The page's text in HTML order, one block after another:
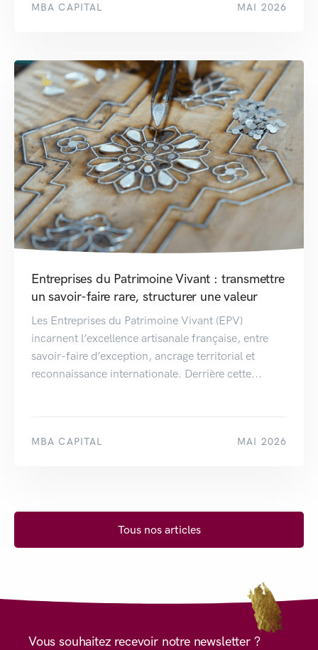
MBA CAPITAL MAI 2026
Entreprises du Patrimoine Vivant : transmettre
un savoir-faire rare, structurer une valeur
Les Entreprises du Patrimoine Vivant (EPV)
incarnent l’excellence artisanale française, entre
savoir-faire d’exception, ancrage territorial et
reconnaissance internationale. Derrière cette...
MBA CAPITAL MAI 2026
Tous nos articles
Vous souhaitez recevoir notre newsletter ?